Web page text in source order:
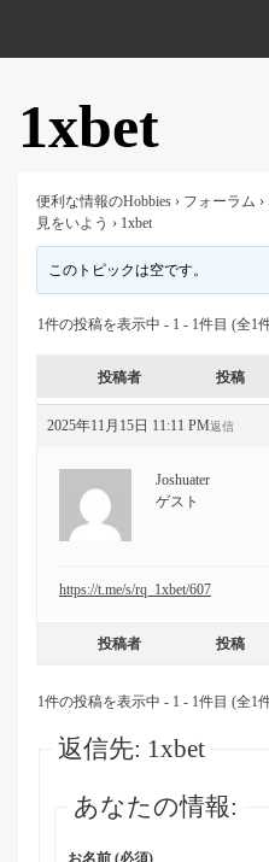
1xbet
便利な情報のHobbies › フォーラム ›
見をいよう › 1xbet
このトピックは空です。
1件の投稿を表示中 - 1 - 1件目 (全1
投稿者 投稿
2025年11月15日 11:11 PM返信
Joshuater
ゲスト
https://t.me/s/rq_1xbet/607
投稿者 投稿
1件の投稿を表示中 - 1 - 1件目 (全1
返信先: 1xbet
あなたの情報:
お名前 (必須)